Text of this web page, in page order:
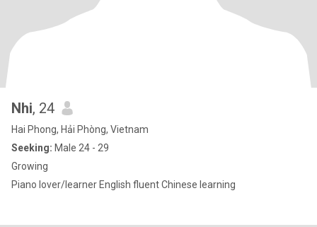
Nhi, 24
Hai Phong, Hải Phòng, Vietnam
Seeking: Male 24 - 29
Growing
Piano lover/learner English fluent Chinese learning